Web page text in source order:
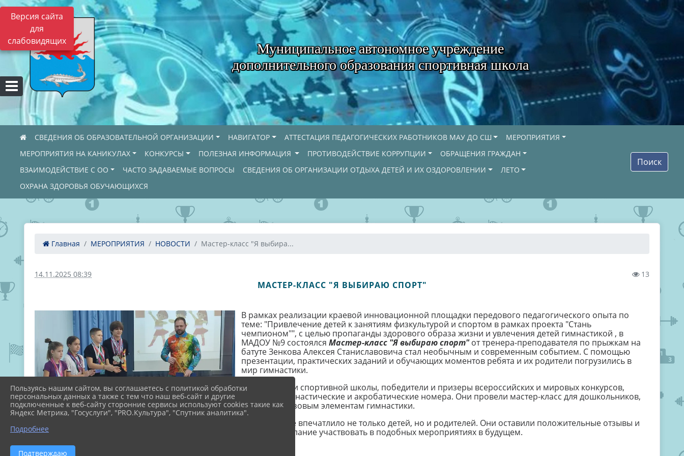
Версия сайта
для
слабовидящих
Муниципальное автономное учреждение
дополнительного образования спортивная школа
СВЕДЕНИЯ ОБ ОБРАЗОВАТЕЛЬНОЙ ОРГАНИЗАЦИИ НАВИГАТОР АТТЕСТАЦИЯ ПЕДАГОГИЧЕСКИХ РАБОТНИКОВ МАУ ДО СШ
МЕРОПРИЯТИЯ
МЕРОПРИЯТИЯ НА КАНИКУЛАХ
КОНКУРСЫ ПОЛЕЗНАЯ ИНФОРМАЦИЯ ПРОТИВОДЕЙСТВИЕ КОРРУПЦИИ
ОБРАЩЕНИЯ ГРАЖДАН
ВЗАИМОДЕЙСТВИЕ С ОО
ЧАСТО ЗАДАВАЕМЫЕ ВОПРОСЫ СВЕДЕНИЯ ОБ ОРГАНИЗАЦИИ ОТДЫХА ДЕТЕЙ И ИХ ОЗДОРОВЛЕНИИ
ЛЕТО
ОХРАНА ЗДОРОВЬЯ ОБУЧАЮЩИХСЯ
Поиск
Главная МЕРОПРИЯТИЯ НОВОСТИ Мастер-класс "Я выбира...
14.11.2025 08:39 13
МАСТЕР-КЛАСС "Я ВЫБИРАЮ СПОРТ"
В рамках реализации краевой инновационной площадки передового педагогического опыта по
теме: "Привлечение детей к занятиям физкультурой и спортом в рамках проекта "Стань
чемпионом"", с целью пропаганды здорового образа жизни и увлечения детей гимнастикой , в
МАДОУ №9 состоялся Мастер-класс "Я выбираю спорт"от тренера-преподавателя по прыжкам на
батуте Зенкова Алексея Станиславовича стал необычным и современным событием. С помощью
презентации, практических заданий и обучающих моментов ребята и их родители погрузились в
мир гимнастики.
Воспитанники спортивной школы, победители и призеры всероссийских и мировых конкурсов,
показали гимнастические и акробатические номера. Они провели мастер-класс для дошкольников,
обучив их базовым элементам гимнастики.
Мероприятие впечатлило не только детей, но и родителей. Они оставили положительные отзывы и
выразили желание участвовать в подобных мероприятиях в будущем.
Пользуясь нашим сайтом, вы соглашаетесь с политикой обработки
персональных данных а также с тем что наш веб-сайт и другие
подключенные к веб-сайту сторонние сервисы используют cookies такие как
Яндекс Метрика, "Госуслуги", "PRO.Культура", "Спутник аналитика".
Подробнее
Подтверждаю